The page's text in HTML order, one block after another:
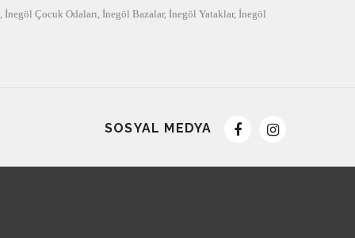
İnegöl Çocuk Odaları İnegöl Bazalar, İnegöl Yataklar, İnegöl
SOSYAL MEDYA